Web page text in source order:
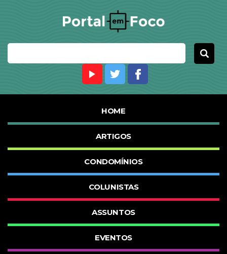
HOME
ARTIGOS
CONDOMÍNIOS
COLUNISTAS
ASSUNTOS
EVENTOS